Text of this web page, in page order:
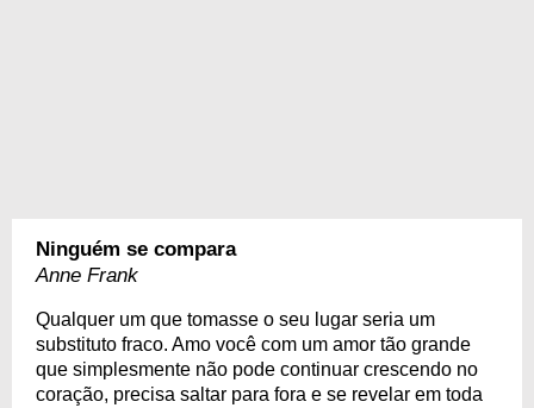
Ninguém se compara
Anne Frank
Qualquer um que tomasse o seu lugar seria um
substituto fraco. Amo você com um amor tão grande
que simplesmente não pode continuar crescendo no
coração, precisa saltar para fora e se revelar em toda